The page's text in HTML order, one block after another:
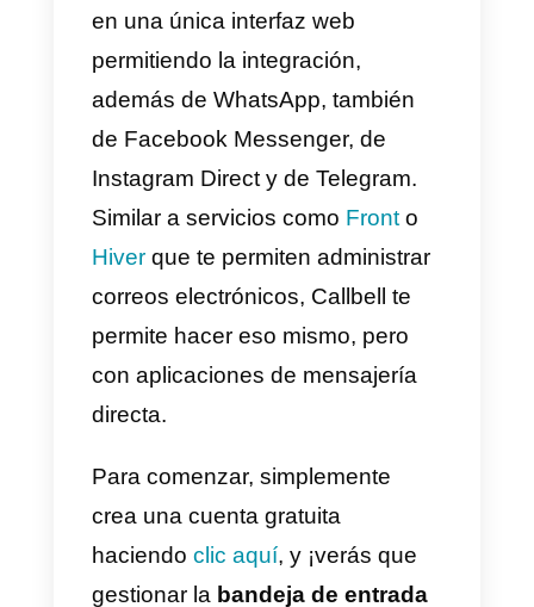
no ​​se limitan a la compañía: las
estadísticas dicen que en 2018
unaencuestarealizada por
Facebook muestra que el
los consumidoresesperan
poder usar al menos una
aplicación de mensajería para
comunicarse con una empresa
hasta al menos los próximos dos
El informe muestra cómo, en
general, los clientes prefieren